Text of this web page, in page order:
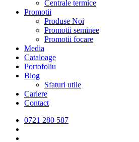
Centrale termice
Promotii
Produse Noi
Promotii seminee
Promotii focare
Media
Cataloage
Portofoliu
Blog
Sfaturi utile
Cariere
Contact
0721 280 587